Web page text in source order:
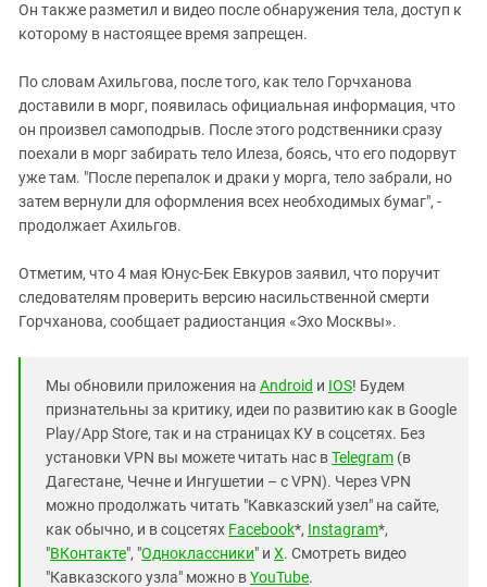
Он также разметил и видео после обнаружения тела, доступ к
которому в настоящее время запрещен.
По словам Ахильгова, после того, как тело Горчханова
доставили в морг, появилась официальная информация, что
он произвел самоподрыв. После этого родственники сразу
поехали в морг забирать тело Илеза, боясь, что его подорвут
уже там. "После перепалок и драки у морга, тело забрали, но
затем вернули для оформления всех необходимых бумаг", -
продолжает Ахильгов.
Отметим, что 4 мая Юнус-Бек Евкуров заявил, что поручит
следователям проверить версию насильственной смерти
Горчханова, сообщает радиостанция «Эхо Москвы».
Мы обновили приложения на Android и IOS! Будем
признательны за критику, идеи по развитию как в Google
Play/App Store, так и на страницах КУ в соцсетях. Без
установки VPN вы можете читать нас вTelegram (в
Дагестане, Чечне и Ингушетии – с VPN). Через VPN
можно продолжать читать "Кавказский узел" на сайте,
как обычно, и в соцсетях Facebook*, Instagram*,
"ВКонтакте", "Одноклассники" и X. Смотреть видео
"Кавказского узла" можно вYouTube.